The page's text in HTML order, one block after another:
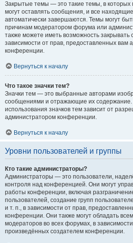
Закрытые темы — это такие темы, в которых
могут оставлять сообщения, и все
автоматически завершаются. Темы могут
причинам модератором форума или
также можете иметь возможность
зависимости от прав, предоставленных вам
конференции.
Вернуться к началу
Что такое значки тем?
Значки тем — это выбранные авторами
сообщениями и отражающие их содержание.
использования значков тем зависит от
администратором конференции.
Вернуться к началу
Уровни пользователей и группы
Кто такие администраторы?
Администраторы — это пользователи,
контроля над конференцией. Они могут
работы конференции, включая
пользователей, создание групп
и т. п., в зависимости от прав,
конференции. Они также могут обладать
модераторов во всех форумах, в
произведённых создателем конференции.